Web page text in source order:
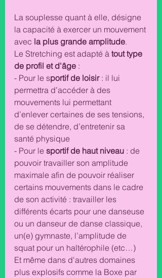
La souplesse quant à elle, désigne
la capacité à exercer un mouvement
avec la plus grande amplitude.
Le Stretching est adapté à tout type
de profil et d'âge :
- Pour le sportif de loisir : il lui
permettra d’accéder à des
mouvements lui permettant
d’enlever certaines de ses tensions,
de se détendre, d’entretenir sa
santé physique
- Pour le sportif de haut niveau : de
pouvoir travailler son amplitude
maximale afin de pouvoir réaliser
certains mouvements dans le cadre
de son activité : travailler les
différents écarts pour une danseuse
ou un danseur de danse classique,
un(e) gymnaste, l’amplitude de
squat pour un haltérophile (etc…)
Et même dans d'autres domaines
plus explosifs comme la Boxe par